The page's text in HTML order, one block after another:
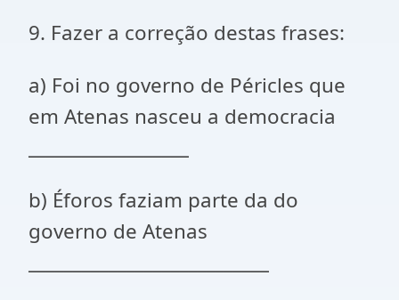
9. Fazer a correção destas frases:
a) Foi no governo de Péricles que
em Atenas nasceu a democracia
b) Éforos faziam parte da do
governo de Atenas